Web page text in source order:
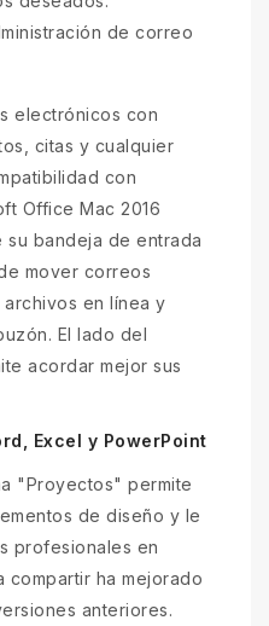
de correo
electrónicos con
citas y cualquier
con
Office Mac 2016
su bandeja de entrada
mover correos
en línea y
El lado del
acordar mejor sus
Excel y PowerPoint
"Proyectos" permite
de diseño y le
profesionales en
compartir ha mejorado
anteriores.